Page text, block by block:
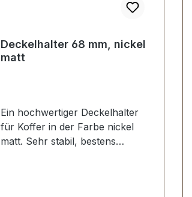
Deckelhalter 68 mm, nickel
matt
Ein hochwertiger Deckelhalter
für Koffer in der Farbe nickel
matt. Sehr stabil, bestens